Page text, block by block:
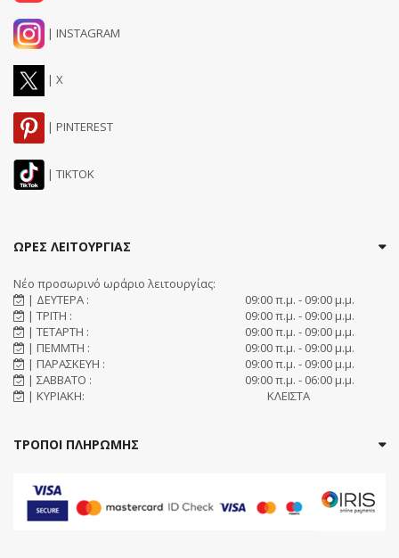
| INSTAGRAM
| X
| PINTEREST
| TIKTOK
ΩΡΕΣ ΛΕΙΤΟΥΡΓΙΑΣ
Νέο προσωρινό ωράριο λειτουργίας:
| ΔΕΥΤΕΡΑ :
09:00 π.μ. - 09:00 μ.μ.
| ΤΡΙΤΗ :
09:00 π.μ. - 09:00 μ.μ.
| ΤΕΤΑΡΤΗ :
09:00 π.μ. - 09:00 μ.μ.
| ΠΕΜΜΤΗ :
09:00 π.μ. - 09:00 μ.μ.
| ΠΑΡΑΣΚΕΥΗ :
09:00 π.μ. - 09:00 μ.μ.
| ΣΑΒΒΑΤΟ :
09:00 π.μ. - 06:00 μ.μ.
| ΚΥΡΙΑΚΗ:
ΚΛΕΙΣΤΑ
ΤΡΟΠΟΙ ΠΛΗΡΩΜΗΣ